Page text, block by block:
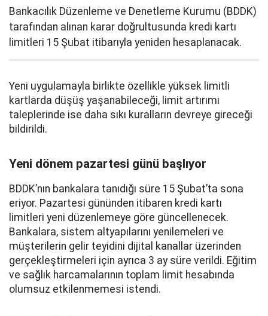
Bankacılık Düzenleme ve Denetleme Kurumu (BDDK)
tarafından alınan karar doğrultusunda kredi kartı
limitleri 15 Şubat itibarıyla yeniden hesaplanacak.
Yeni uygulamayla birlikte özellikle yüksek limitli
kartlarda düşüş yaşanabileceği, limit artırımı
taleplerinde ise daha sıkı kuralların devreye gireceği
bildirildi.
Yeni dönem pazartesi günü başlıyor
BDDK’nın bankalara tanıdığı süre 15 Şubat’ta sona
eriyor. Pazartesi gününden itibaren kredi kartı
limitleri yeni düzenlemeye göre güncellenecek.
Bankalara, sistem altyapılarını yenilemeleri ve
müşterilerin gelir teyidini dijital kanallar üzerinden
gerçekleştirmeleri için ayrıca 3 ay süre verildi. Eğitim
ve sağlık harcamalarının toplam limit hesabında
olumsuz etkilenmemesi istendi.